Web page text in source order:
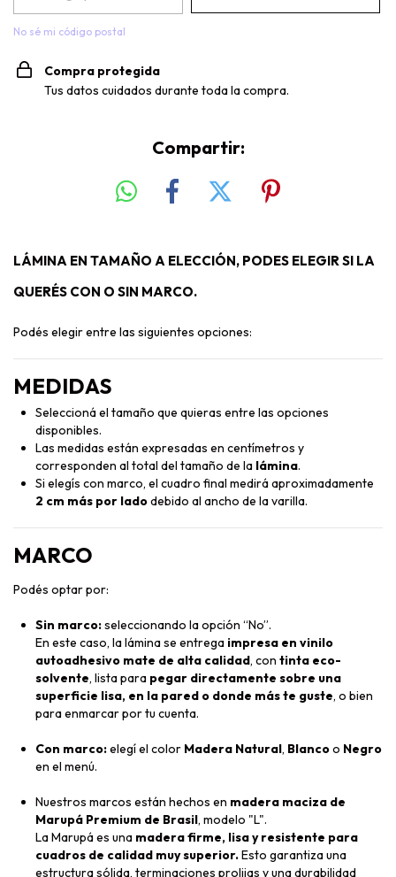
No sé mi código postal
Compra protegida
Tus datos cuidados durante toda la compra.
Compartir:
LÁMINA EN TAMAÑO A ELECCIÓN, PODES ELEGIR SI LA
QUERÉS CON O SIN MARCO.
Podés elegir entre las siguientes opciones:
MEDIDAS
Seleccioná el tamaño que quieras entre las opciones
disponibles.
Las medidas están expresadas en centímetros y
corresponden al total del tamaño de la lámina.
Si elegís con marco, el cuadro final medirá aproximadamente
2 cm más por ladodebido al ancho de la varilla.
MARCO
Podés optar por:
Sin marco:seleccionando la opción “No”.
En este caso, la lámina se entrega impresa en vinilo
autoadhesivo mate de alta calidad, con tinta eco-
solvente, lista para pegar directamente sobre una
superficie lisa, en la pared o donde más te guste, o bien
para enmarcar por tu cuenta.
Con marco:elegí el color Madera Natural, Blancoo Negro
en el menú.
Nuestros marcos están hechos en madera maciza de
Marupá Premium de Brasil, modelo "L".
La Marupá es una madera firme, lisa y resistente para
cuadros de calidad muy superior.Esto garantiza una
estructura sólida, terminaciones prolijas y una durabilidad